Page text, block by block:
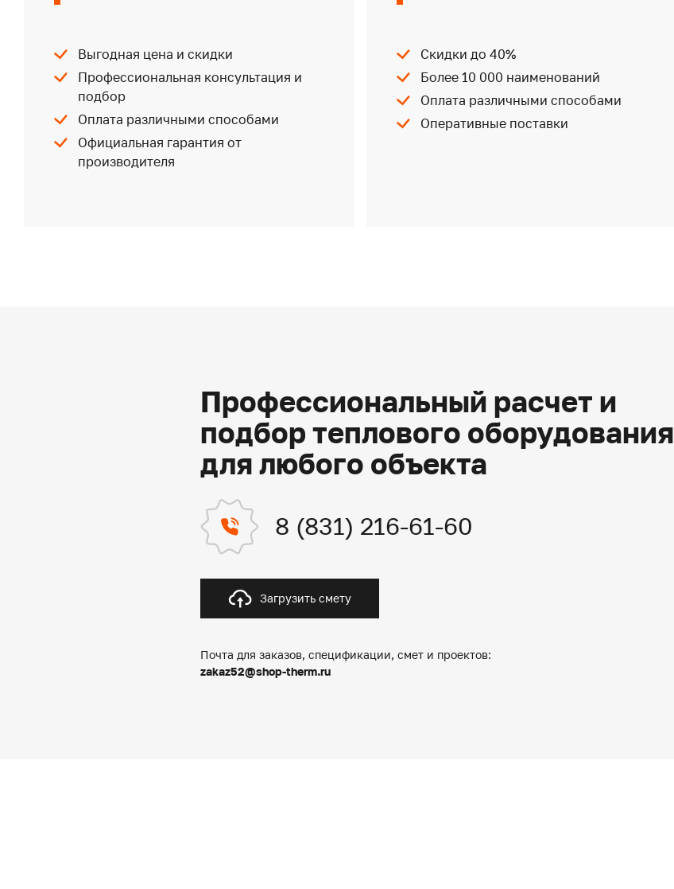
Выгодная цена и скидки
Профессиональная консультация и
подбор
Оплата различными способами
Официальная гарантия от
производителя
Скидки до 40%
Более 10 000 наименований
Оплата различными способами
Оперативные поставки
Профессиональный расчет и
подбор теплового оборудования
для любого объекта
8 (831) 216-61-60
Загрузить смету
Почта для заказов, спецификации, смет и проектов:
zakaz52@shop-therm.ru